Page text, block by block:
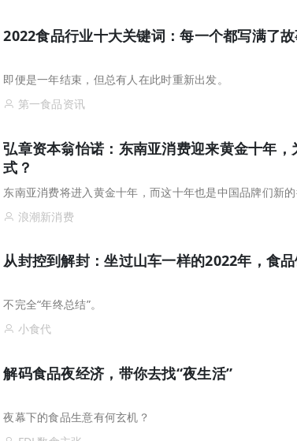
2022食品行业十大关键词：每一个都写满了
即便是一年结束，但总有人在此时重新出发。
第一食品资讯
弘章资本翁怡诺：东南亚消费迎来黄金十年
式？
东南亚消费将进入黄金十年，而这十年也是中国品牌们新的
浪潮新消费
从封控到解封：坐过山车一样的2022年，食
不完全“年终总结”。
小食代
解码食品夜经济，带你去找“夜生活”
夜幕下的食品生意有何玄机？